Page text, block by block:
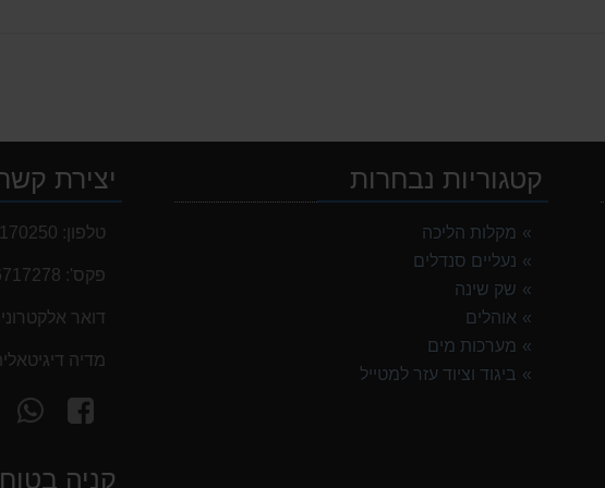
קטגוריות נבחרות
מקלות הליכה
נעליים סנדלים
שק שינה
אוהלים
מערכות מים
ביגוד וציוד עזר למטייל
יצירת
טלפון:
פקס':
דואר אלקטרוני:
מדיה
עקוב
אחרינו
קניה